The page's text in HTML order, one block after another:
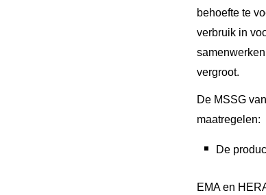
behoefte te
verbruik in
vergroot.
De MSSG
maatregelen:
De
EMA en